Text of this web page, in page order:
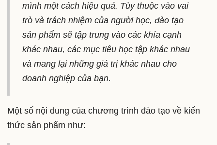
mình một cách hiệu quả. Tùy thuộc vào vai
trò và trách nhiệm của người học, đào tạo
sản phẩm sẽ tập trung vào các khía cạnh
khác nhau, các mục tiêu học tập khác nhau
và mang lại những giá trị khác nhau cho
doanh nghiệp của bạn.
Một số nội dung của chương trình đào tạo về kiến
thức sản phẩm như: